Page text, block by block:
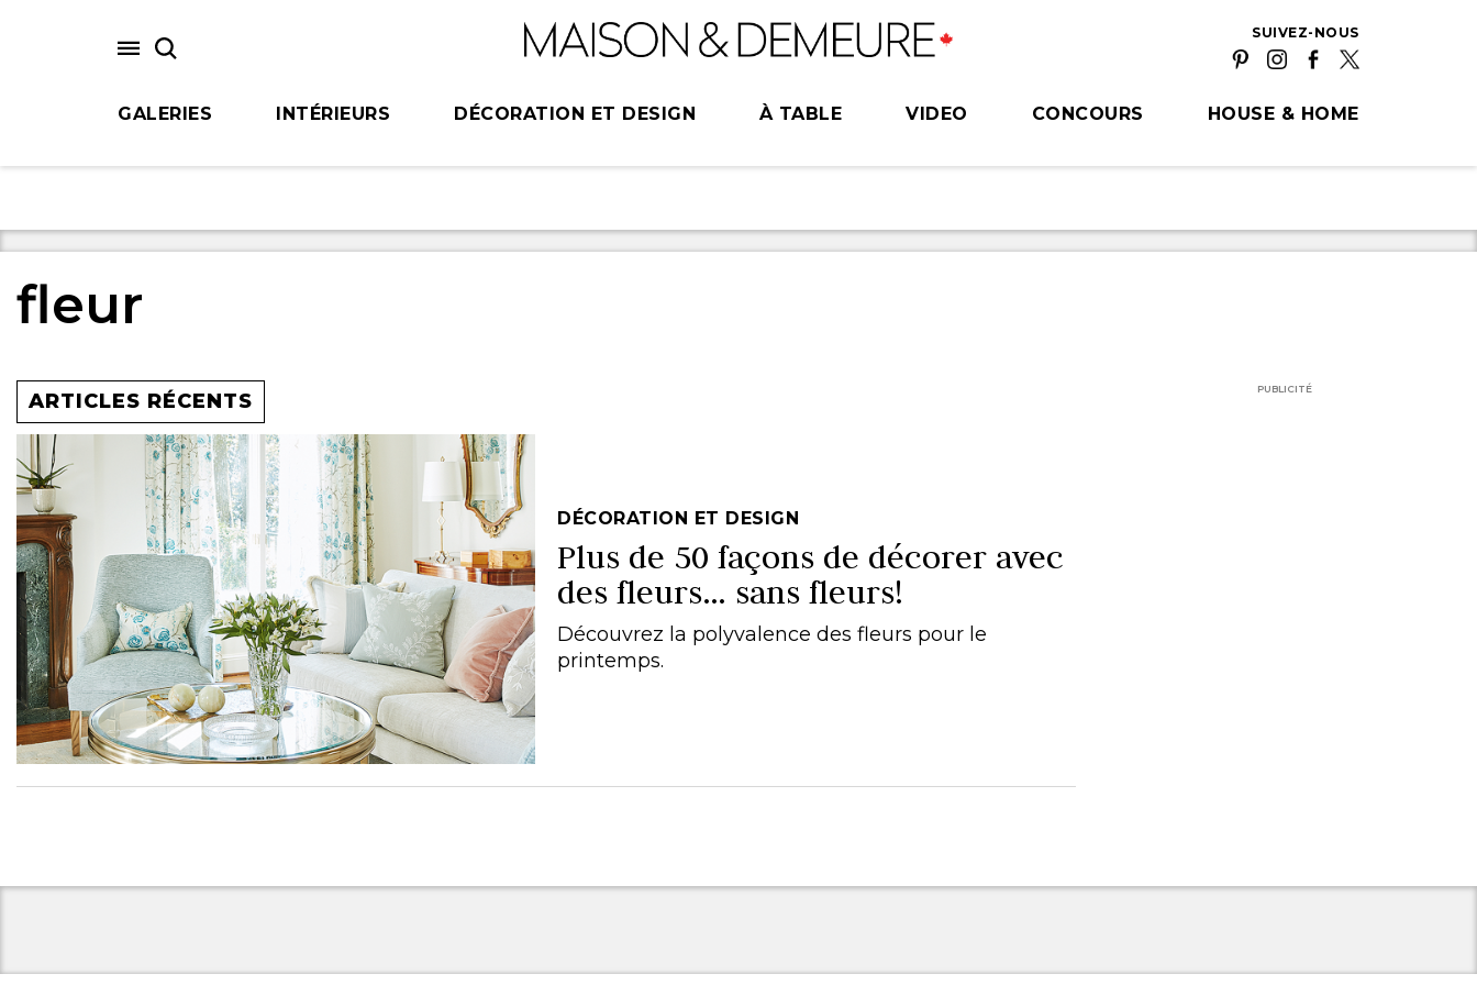
SUIVEZ-NOUS
GALERIES INTÉRIEURS DÉCORATION ET DESIGN À TABLE VIDEO CONCOURS HOUSE & HOME
fleur
ARTICLES RÉCENTS
DÉCORATION ET DESIGN
Plus de 50 façons de décorer avec
des fleurs… sans fleurs!
Découvrez la polyvalence des fleurs pour le
printemps.
PUBLICITÉ